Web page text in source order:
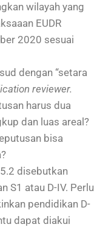
wilayah yang
EUDR
2020 sesuai
dengan “setara
reviewer.
harus dua
dan luas areal?
bisa
disebutkan
S1 atau D-IV. Perlu
pendidikan D-
dapat diakui